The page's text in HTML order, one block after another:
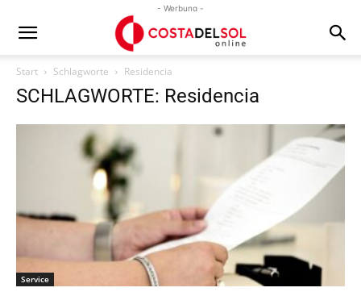
- Werbung -
Start Schlagworte Residencia
SCHLAGWORTE: Residencia
Service